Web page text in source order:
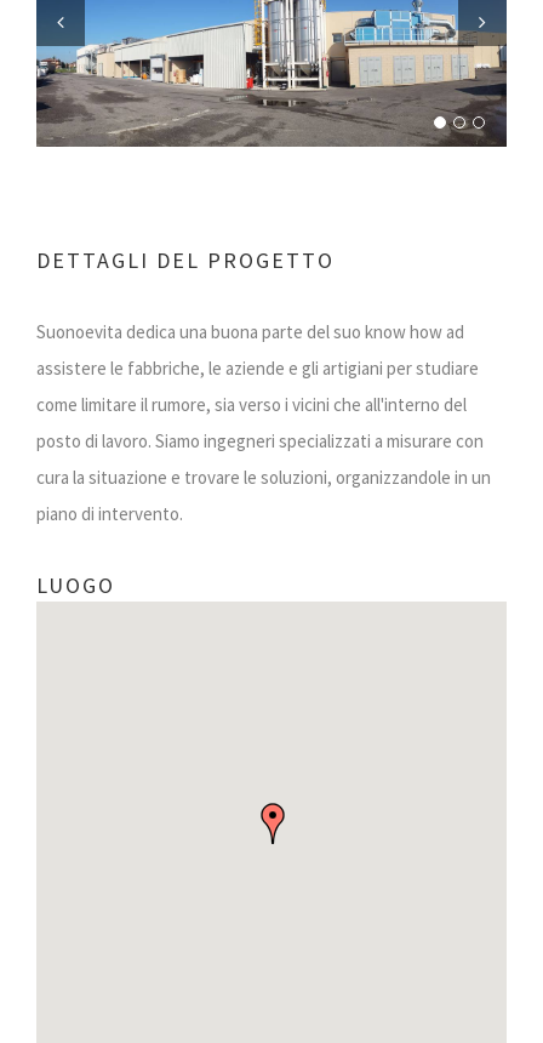
Previous Next
DETTAGLI DEL PROGETTO
Suonoevita dedica una buona parte del suo know how ad
assistere le fabbriche, le aziende e gli artigiani per studiare
come limitare il rumore, sia verso i vicini che all'interno del
posto di lavoro. Siamo ingegneri specializzati a misurare con
cura la situazione e trovare le soluzioni, organizzandole in un
piano di intervento.
LUOGO